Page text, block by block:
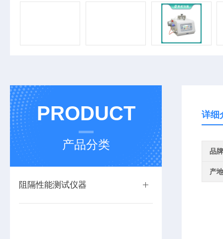
PRODUCT
产品分类
阻隔性能测试仪器
详细
品牌
产